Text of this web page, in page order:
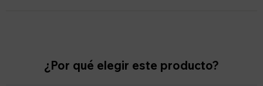
¿Por qué elegir este producto?